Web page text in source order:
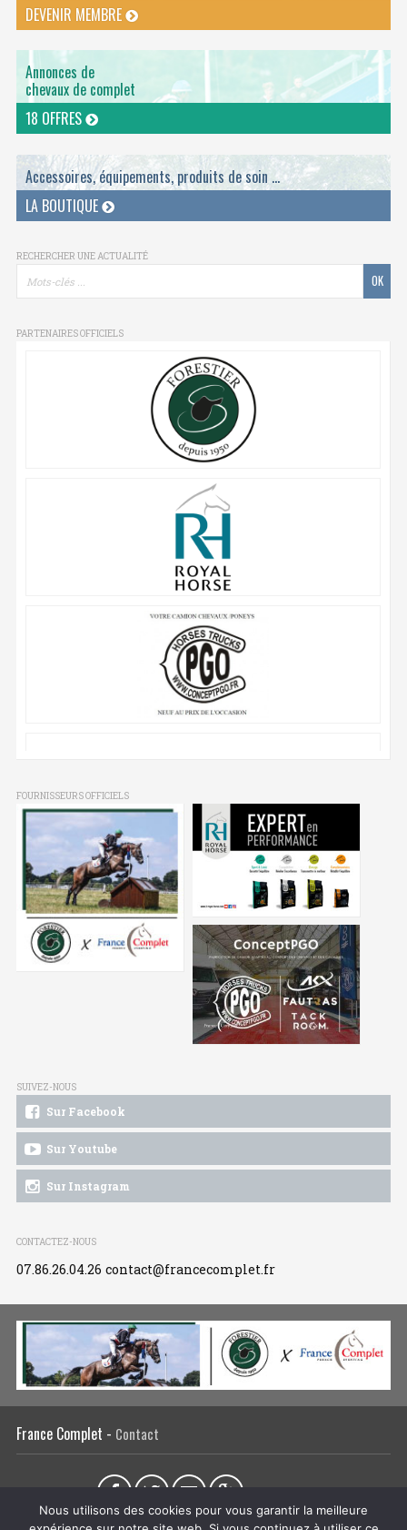
DEVENIR MEMBRE
Annonces de
chevaux de complet
18 OFFRES
Accessoires, équipements, produits de soin ...
LA BOUTIQUE
RECHERCHER UNE ACTUALITÉ
PARTENAIRES OFFICIELS
FOURNISSEURS OFFICIELS
SUIVEZ-NOUS
Sur Facebook
Sur Youtube
Sur Instagram
CONTACTEZ-NOUS
07.86.26.04.26 contact@francecomplet.fr
France Complet - Contact
Nous utilisons des cookies pour vous garantir la meilleure